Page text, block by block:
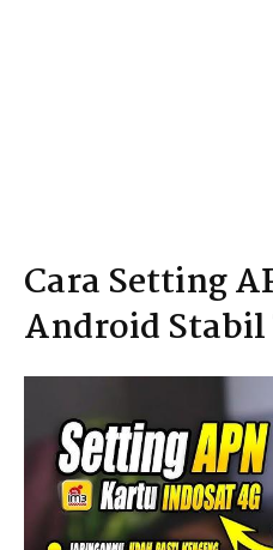
Cara Setting
Android Stabil